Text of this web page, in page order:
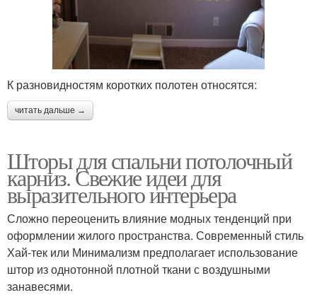
К разновидностям коротких полотен относятся:
читать дальше →
Шторы для спальни потолочный
карниз. Свежие идеи для
выразительного интерьера
Сложно переоценить влияние модных тенденций при
оформлении жилого пространства. Современный стиль
Хай-тек или Минимализм предполагает использование
штор из однотонной плотной ткани с воздушными
занавесями.